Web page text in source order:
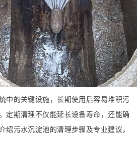
中的关键设施，长期使用后容易堆积污
定期清理不仅能延长设备寿命，还能确
绍污水沉淀池的清理步骤及专业建议，